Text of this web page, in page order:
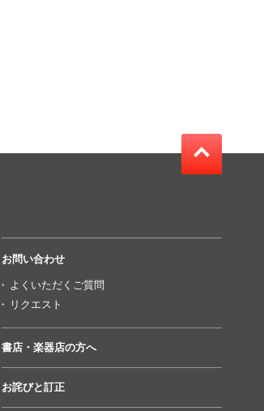
お問い合わせ
よくいただくご質問
リクエスト
書店・楽器店の方へ
お詫びと訂正